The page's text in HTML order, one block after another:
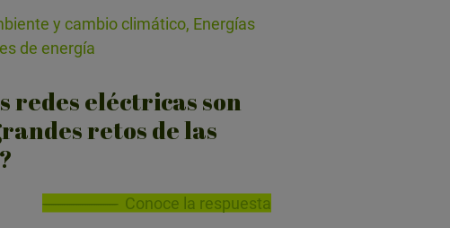
y cambio climático, Energías
de energía
redes eléctricas son
retos de las
Conoce la respuesta